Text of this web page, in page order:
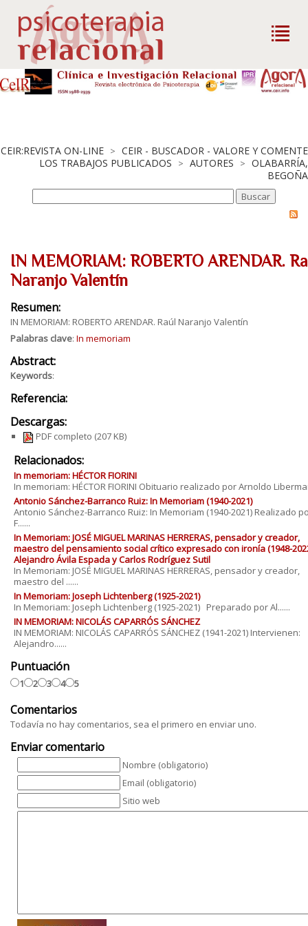
CEIR:REVISTA ON-LINE > CEIR - BUSCADOR - VALORE Y COMENTE
LOS TRABAJOS PUBLICADOS > AUTORES > OLABARRÍA,
BEGOÑA
IN MEMORIAM: ROBERTO ARENDAR.
Naranjo Valentín
Resumen:
IN MEMORIAM: ROBERTO ARENDAR. Raúl Naranjo Valentín
Palabras clave: In memoriam
Abstract:
Keywords:
Referencia:
Descargas:
PDF completo (207 KB)
Relacionados:
In memoriam: HÉCTOR FIORINI
In memoriam: HÉCTOR FIORINI Obituario realizado por Arnoldo
Antonio Sánchez-Barranco Ruiz: In Memoriam (1940-2021)
Antonio Sánchez-Barranco Ruiz: In Memoriam (1940-2021) Realizado
F......
In Memoriam: JOSÉ MIGUEL MARINAS HERRERAS, pensador y creador,
maestro del pensamiento social crítico expresado con ironía (1948-
Alejandro Ávila Espada y Carlos Rodríguez Sutil
In Memoriam: JOSÉ MIGUEL MARINAS HERRERAS, pensador y creador,
maestro del ......
In Memoriam: Joseph Lichtenberg (1925-2021)
In Memoriam: Joseph Lichtenberg (1925-2021) Preparado por Al......
IN MEMORIAM: NICOLÁS CAPARRÓS SÁNCHEZ
IN MEMORIAM: NICOLÁS CAPARRÓS SÁNCHEZ (1941-2021) Intervienen:
Alejandro......
Puntuación
1 2 3 4 5
Comentarios
Todavía no hay comentarios, sea el primero en enviar uno.
Enviar comentario
Nombre (obligatorio)
Email (obligatorio)
Sitio web